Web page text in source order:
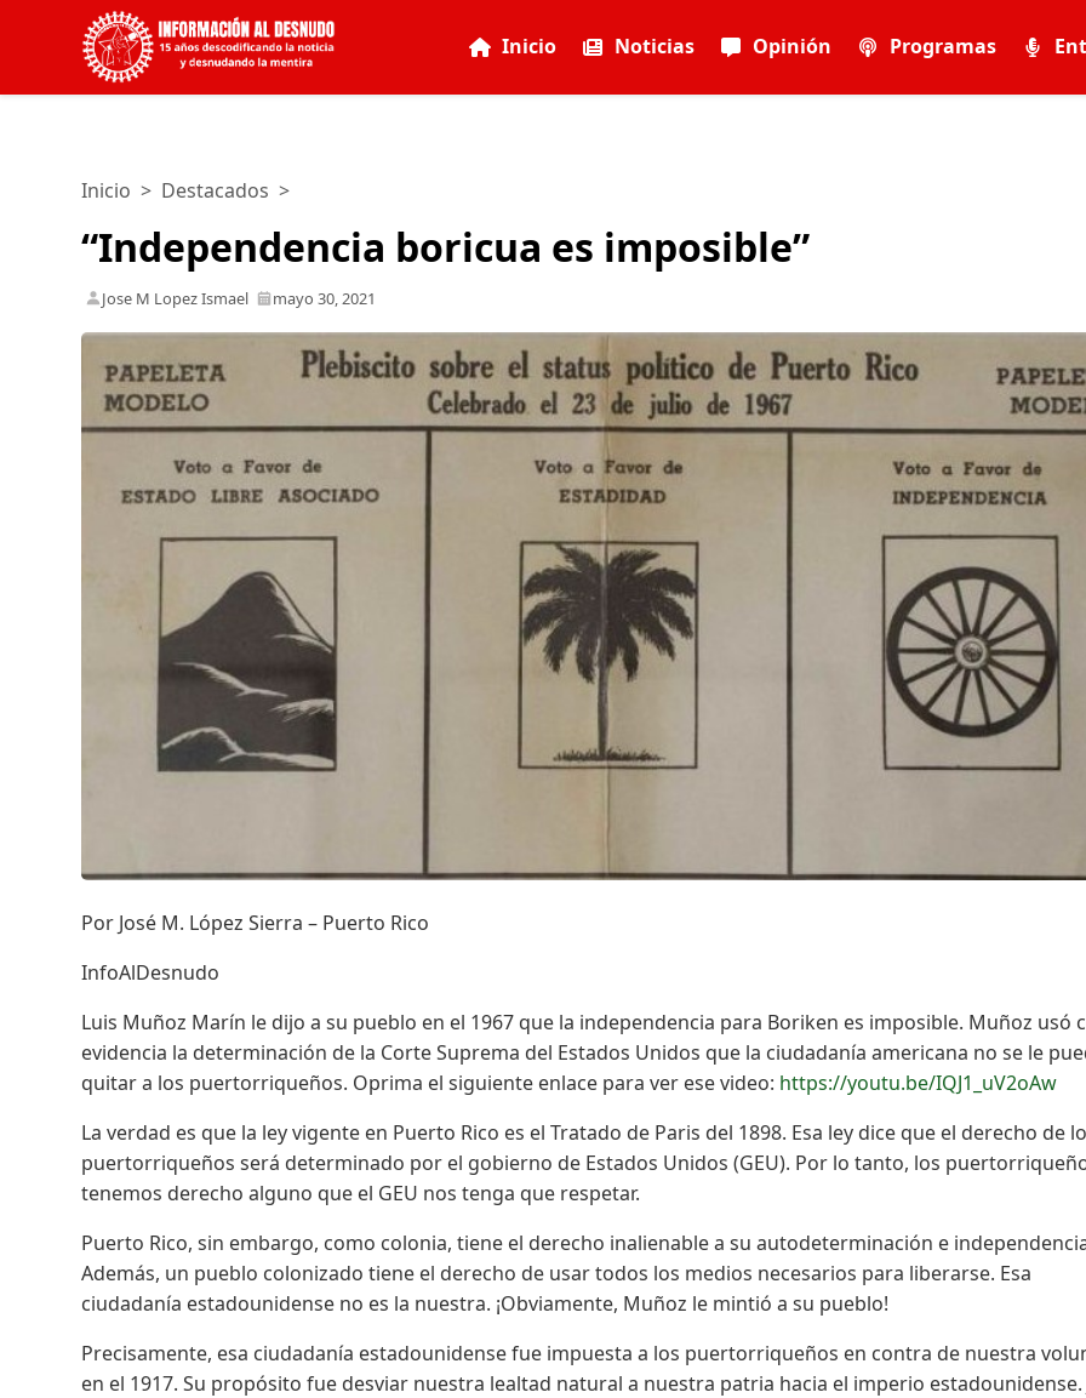
Inicio Noticias Opinión Programas
Inicio > Destacados >
“Independencia boricua es imposible”
Jose M Lopez Ismael mayo 30, 2021
Por José M. López Sierra – Puerto Rico
InfoAlDesnudo
Luis Muñoz Marín le dijo a su pueblo en el 1967 que la independencia para Boriken es imposible. Muñoz usó
evidencia la determinación de la Corte Suprema del Estados Unidos que la ciudadanía americana no se le
quitar a los puertorriqueños. Oprima el siguiente enlace para ver ese video: https://youtu.be/IQJ1_uV2oAw
La verdad es que la ley vigente en Puerto Rico es el Tratado de Paris del 1898. Esa ley dice que el derecho de
puertorriqueños será determinado por el gobierno de Estados Unidos (GEU). Por lo tanto, los
tenemos derecho alguno que el GEU nos tenga que respetar.
Puerto Rico, sin embargo, como colonia, tiene el derecho inalienable a su autodeterminación e
Además, un pueblo colonizado tiene el derecho de usar todos los medios necesarios para liberarse. Esa
ciudadanía estadounidense no es la nuestra. ¡Obviamente, Muñoz le mintió a su pueblo!
Precisamente, esa ciudadanía estadounidense fue impuesta a los puertorriqueños en contra de nuestra
en el 1917. Su propósito fue desviar nuestra lealtad natural a nuestra patria hacia el imperio estadounidense.